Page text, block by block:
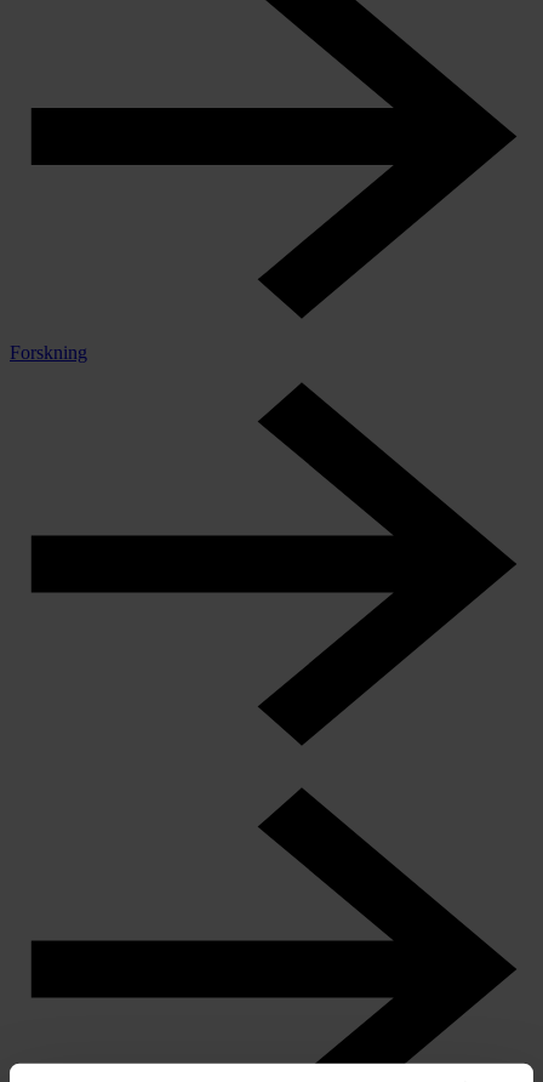
Forskning